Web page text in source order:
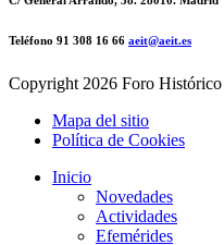
Teléfono 91 308 16 66 aeit@aeit.es
Copyright 2026 Foro
Mapa del sitio
Política de Cookies
Inicio
Novedades
Actividades
Efemérides